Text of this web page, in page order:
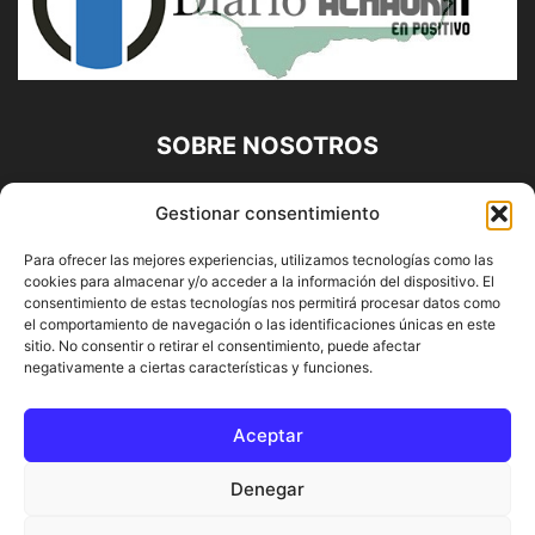
Gestionar consentimiento
Para ofrecer las mejores experiencias, utilizamos tecnologías como las
cookies para almacenar y/o acceder a la información del dispositivo. El
consentimiento de estas tecnologías nos permitirá procesar datos como
el comportamiento de navegación o las identificaciones únicas en este
sitio. No consentir o retirar el consentimiento, puede afectar
negativamente a ciertas características y funciones.
Aceptar
Denegar
SOBRE NOSOTROS
Diario Alhaurín (www.alhaurindelatorre.com) Propiedad de
Francisco E. López López | 639 95 71 95 | Noticias de
Alhaurín de la Torre, Málaga y Provincia|
Contáctanos:info@alhaurindelatorre.com
SÍGUENOS